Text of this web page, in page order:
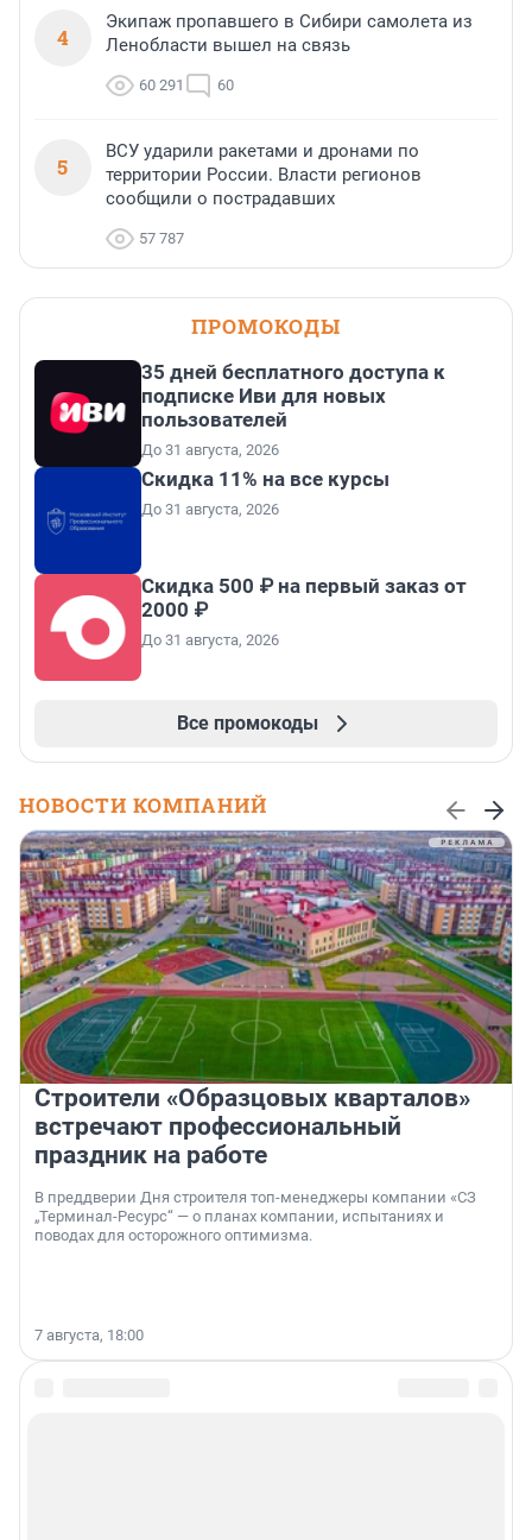
4
Экипаж пропавшего в Сибири самолета из
Ленобласти вышел на связь
60 291 60
5
ВСУ ударили ракетами и дронами по
территории России. Власти регионов
сообщили о пострадавших
57 787
ПРОМОКОДЫ
35 дней бесплатного доступа к
подписке Иви для новых
пользователей
До 31 августа, 2026
Скидка 11% на все курсы
До 31 августа, 2026
Скидка 500 ₽ на первый заказ от
2000 ₽
До 31 августа, 2026
Все промокоды
НОВОСТИ КОМПАНИЙ
Строители «Образцовых кварталов»
встречают профессиональный
праздник на работе
В преддверии Дня строителя топ-менеджеры компании «СЗ
„Терминал-Ресурс“ — о планах компании, испытаниях и
поводах для осторожного оптимизма.
7 августа, 18:00